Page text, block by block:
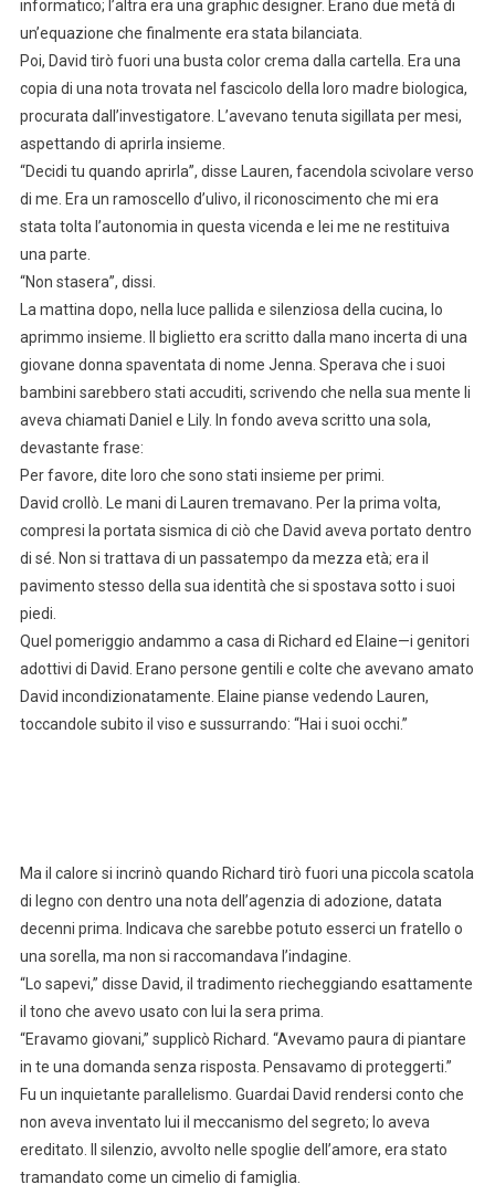
informatico; l’altra era una graphic designer. Erano due metà di
un’equazione che finalmente era stata bilanciata.
Poi, David tirò fuori una busta color crema dalla cartella. Era una
copia di una nota trovata nel fascicolo della loro madre biologica,
procurata dall’investigatore. L’avevano tenuta sigillata per mesi,
aspettando di aprirla insieme.
“Decidi tu quando aprirla”, disse Lauren, facendola scivolare verso
di me. Era un ramoscello d’ulivo, il riconoscimento che mi era
stata tolta l’autonomia in questa vicenda e lei me ne restituiva
una parte.
“Non stasera”, dissi.
La mattina dopo, nella luce pallida e silenziosa della cucina, lo
aprimmo insieme. Il biglietto era scritto dalla mano incerta di una
giovane donna spaventata di nome Jenna. Sperava che i suoi
bambini sarebbero stati accuditi, scrivendo che nella sua mente li
aveva chiamati Daniel e Lily. In fondo aveva scritto una sola,
devastante frase:
Per favore, dite loro che sono stati insieme per primi.
David crollò. Le mani di Lauren tremavano. Per la prima volta,
compresi la portata sismica di ciò che David aveva portato dentro
di sé. Non si trattava di un passatempo da mezza età; era il
pavimento stesso della sua identità che si spostava sotto i suoi
piedi.
Quel pomeriggio andammo a casa di Richard ed Elaine—i genitori
adottivi di David. Erano persone gentili e colte che avevano amato
David incondizionatamente. Elaine pianse vedendo Lauren,
toccandole subito il viso e sussurrando: “Hai i suoi occhi.”
Ma il calore si incrinò quando Richard tirò fuori una piccola scatola
di legno con dentro una nota dell’agenzia di adozione, datata
decenni prima. Indicava che sarebbe potuto esserci un fratello o
una sorella, ma non si raccomandava l’indagine.
“Lo sapevi,” disse David, il tradimento riecheggiando esattamente
il tono che avevo usato con lui la sera prima.
“Eravamo giovani,” supplicò Richard. “Avevamo paura di piantare
in te una domanda senza risposta. Pensavamo di proteggerti.”
Fu un inquietante parallelismo. Guardai David rendersi conto che
non aveva inventato lui il meccanismo del segreto; lo aveva
ereditato. Il silenzio, avvolto nelle spoglie dell’amore, era stato
tramandato come un cimelio di famiglia.